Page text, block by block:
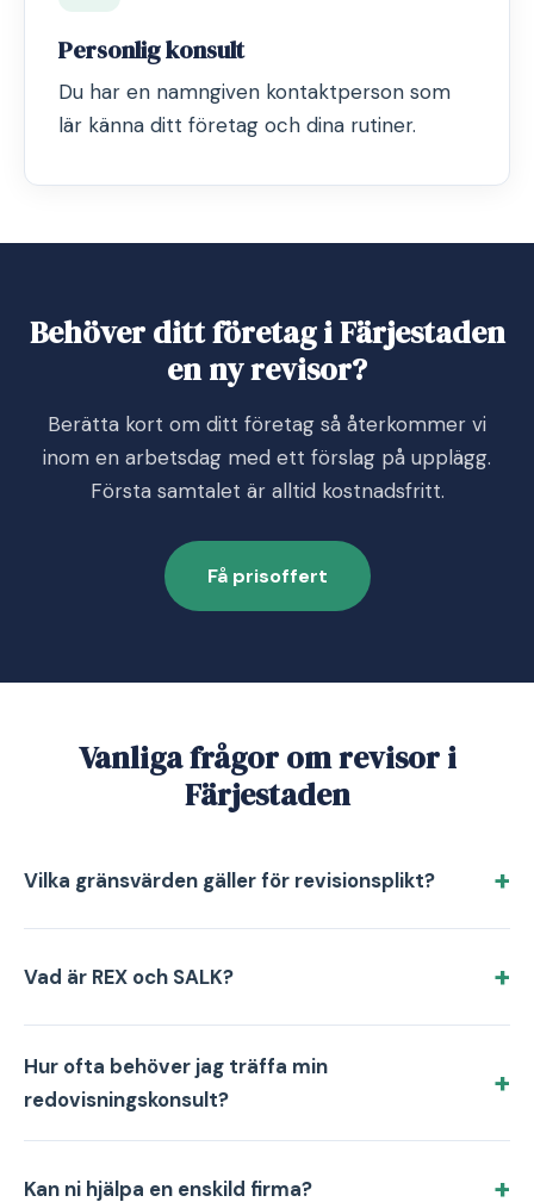
Personlig konsult
Du har en namngiven kontaktperson som
lär känna ditt företag och dina rutiner.
Behöver ditt företag i Färjestaden
en ny revisor?
Berätta kort om ditt företag så återkommer vi
inom en arbetsdag med ett förslag på upplägg.
Första samtalet är alltid kostnadsfritt.
Få prisoffert
Vanliga frågor om revisor i
Färjestaden
Vilka gränsvärden gäller för revisionsplikt?
Vad är REX och SALK?
Hur ofta behöver jag träffa min
redovisningskonsult?
Kan ni hjälpa en enskild firma?